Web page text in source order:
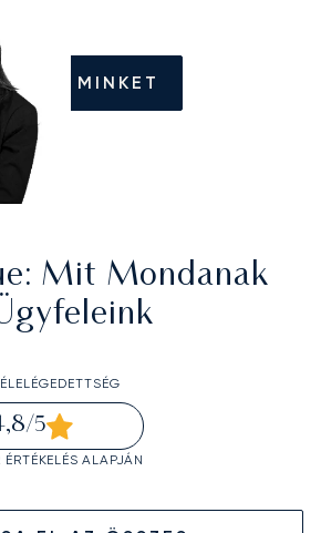
MINKET
: Mit Mondanak
/5
ALAPJÁN